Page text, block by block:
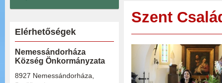
Elérhetőségek
Nemessándorháza
Község Önkormányzata
8927 Nemessándorháza,
Szent